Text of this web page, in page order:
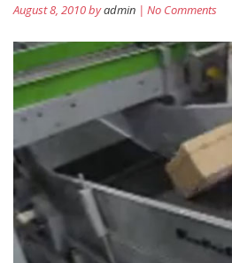
August 8, 2010 byadmin | No Comments